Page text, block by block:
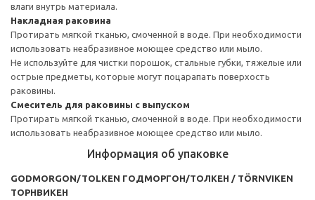
влаги внутрь материала.
Накладная раковина
Протирать мягкой тканью, смоченной в воде. При необходимости
использовать неабразивное моющее средство или мыло.
Не используйте для чистки порошок, стальные губки, тяжелые или
острые предметы, которые могут поцарапать поверхость
раковины.
Смеситель для раковины с выпуском
Протирать мягкой тканью, смоченной в воде. При необходимости
использовать неабразивное моющее средство или мыло.
Информация об упаковке
GODMORGON/TOLKEN ГОДМОРГОН/ТОЛКЕН / TÖRNVIKEN
ТОРНВИКЕН